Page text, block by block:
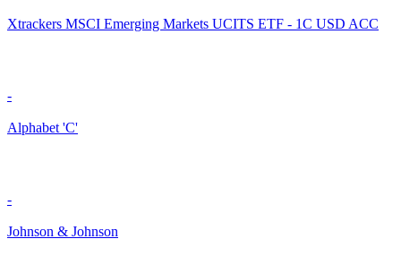
Xtrackers MSCI Emerging Markets UCITS ETF - 1C USD ACC
-
Alphabet 'C'
-
Johnson & Johnson